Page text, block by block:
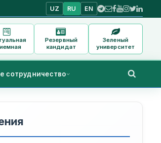
UZ RU EN
Резервный
кандидат
Зеленый
университет
сотрудничество